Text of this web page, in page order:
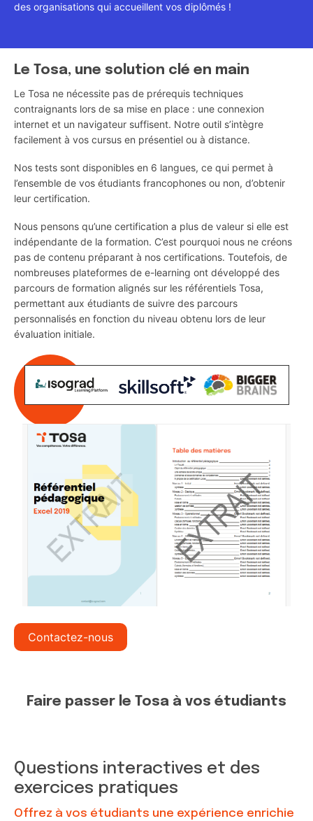
des organisations qui accueillent vos diplômés !
Le Tosa, une solution clé en main
Le Tosa ne nécessite pas de prérequis techniques
contraignants lors de sa mise en place : une connexion
internet et un navigateur suffisent. Notre outil s’intègre
facilement à vos cursus en présentiel ou à distance.
Nos tests sont disponibles en 6 langues, ce qui permet à
l’ensemble de vos étudiants francophones ou non, d’obtenir
leur certification.
Nous pensons qu’une certification a plus de valeur si elle est
indépendante de la formation. C’est pourquoi nous ne créons
pas de contenu préparant à nos certifications. Toutefois, de
nombreuses plateformes de e-learning ont développé des
parcours de formation alignés sur les référentiels Tosa,
permettant aux étudiants de suivre des parcours
personnalisés en fonction du niveau obtenu lors de leur
évaluation initiale.
Contactez-nous
Faire passer le Tosa à vos étudiants
Questions interactives et des
exercices pratiques
Offrez à vos étudiants une expérience enrichie